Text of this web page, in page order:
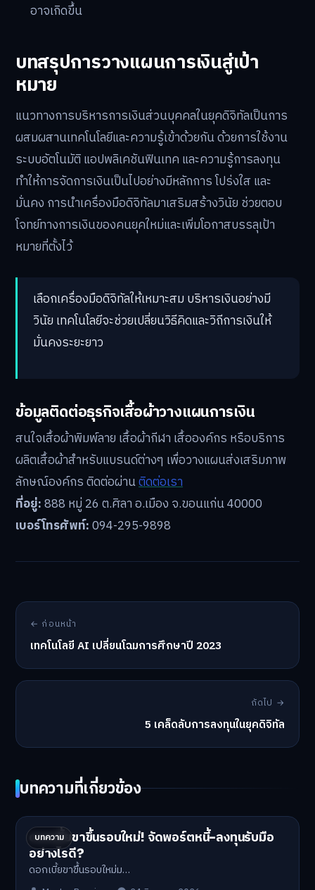
อาจเกิดขึ้น
บทสรุปการวางแผนการเงินสู่เป้า
หมาย
แนวทางการบริหารการเงินส่วนบุคคลในยุคดิจิทัลเป็นการ
ผสมผสานเทคโนโลยีและความรู้เข้าด้วยกัน ด้วยการใช้งาน
ระบบอัตโนมัติ แอปพลิเคชันฟินเทค และความรู้การลงทุน
ทำให้การจัดการเงินเป็นไปอย่างมีหลักการ โปร่งใส และ
มั่นคง การนำเครื่องมือดิจิทัลมาเสริมสร้างวินัย ช่วยตอบ
โจทย์ทางการเงินของคนยุคใหม่และเพิ่มโอกาสบรรลุเป้า
หมายที่ตั้งไว้
เลือกเครื่องมือดิจิทัลให้เหมาะสม บริหารเงินอย่างมี
วินัย เทคโนโลยีจะช่วยเปลี่ยนวิธีคิดและวิถีการเงินให้
มั่นคงระยะยาว
ข้อมูลติดต่อธุรกิจเสื้อผ้าวางแผนการเงิน
สนใจเสื้อผ้าพิมพ์ลาย เสื้อผ้ากีฬา เสื้อองค์กร หรือบริการ
ผลิตเสื้อผ้าสำหรับแบรนด์ต่างๆ เพื่อวางแผนส่งเสริมภาพ
ลักษณ์องค์กร ติดต่อผ่านติดต่อเรา
ที่อยู่:888 หมู่ 26 ต.ศิลา อ.เมือง จ.ขอนแก่น 40000
เบอร์โทรศัพท์:094-295-9898
← ก่อนหน้า
เทคโนโลยี AI เปลี่ยนโฉมการศึกษาปี 2023
ถัดไป →
5 เคล็ดลับการลงทุนในยุคดิจิทัล
บทความที่เกี่ยวข้อง
บทความ
ดอกเบี้ยขาขึ้นรอบใหม่! จัดพอร์ตหนี้-ลงทุนรับมือ
อย่างไรดี?
ดอกเบี้ยขาขึ้นรอบใหม่ม…